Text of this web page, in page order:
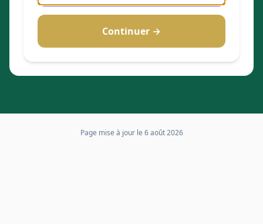
Continuer →
Page mise à jour le 6 août 2026